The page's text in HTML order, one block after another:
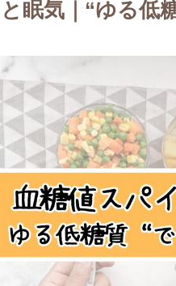
眠気｜“ゆる低